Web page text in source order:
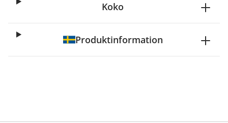
Koko
Produktinformation